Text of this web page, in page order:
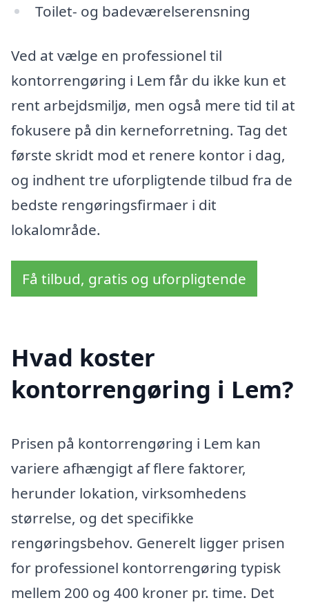
Toilet- og badeværelserensning
Ved at vælge en professionel til
kontorrengøring i Lem får du ikke kun et
rent arbejdsmiljø, men også mere tid til at
fokusere på din kerneforretning. Tag det
første skridt mod et renere kontor i dag,
og indhent tre uforpligtende tilbud fra de
bedste rengøringsfirmaer i dit
lokalområde.
Få tilbud, gratis og uforpligtende
Hvad koster
kontorrengøring i Lem?
Prisen på kontorrengøring i Lem kan
variere afhængigt af flere faktorer,
herunder lokation, virksomhedens
størrelse, og det specifikke
rengøringsbehov. Generelt ligger prisen
for professionel kontorrengøring typisk
mellem 200 og 400 kroner pr. time. Det